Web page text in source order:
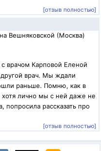
[отзыв полностью]
Вешняковской (Москва)
врачом Карповой Еленой
врач. Мы ждали
раньше. Помню, как в
хотя лично мы с ней даже не
попросила рассказать про
[отзыв полностью]